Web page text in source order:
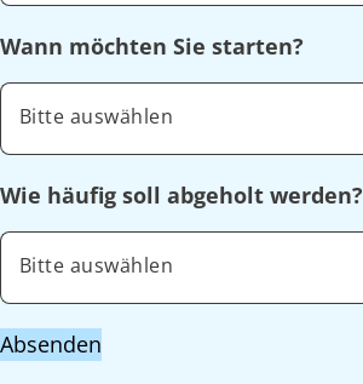
Wann möchten Sie starten?
Bitte auswählen
Wie häufig soll abgeholt werden?
Bitte auswählen
Absenden